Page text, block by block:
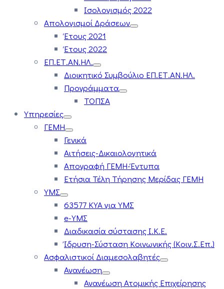
Ισολογισμός 2022
Απολογισμοί Δράσεων
Έτους 2021
Έτους 2022
ΕΠ.ΕΤ.ΑΝ.ΗΛ.
Διοικητικό Συμβούλιο ΕΠ.ΕΤ.ΑΝ.ΗΛ.
Προγράμματα
ΤΟΠΣΑ
Υπηρεσίες
ΓΕΜΗ
Γενικά
Αιτήσεις-Δικαιολογητικά
Απογραφή ΓΕΜΗ-Έντυπα
Ετήσια Τέλη Τήρησης Μερίδας ΓΕΜΗ
ΥΜΣ
63577 ΚΥΑ για ΥΜΣ
e-ΥΜΣ
Διαδικασία σύστασης Ι.Κ.Ε.
Ίδρυση-Σύσταση Κοινωνικής (Κοιν.Σ.Επ.)
Ασφαλιστικοί Διαμεσολαβητές
Ανανέωση
Ανανέωση Ατομικής Επιχείρησης